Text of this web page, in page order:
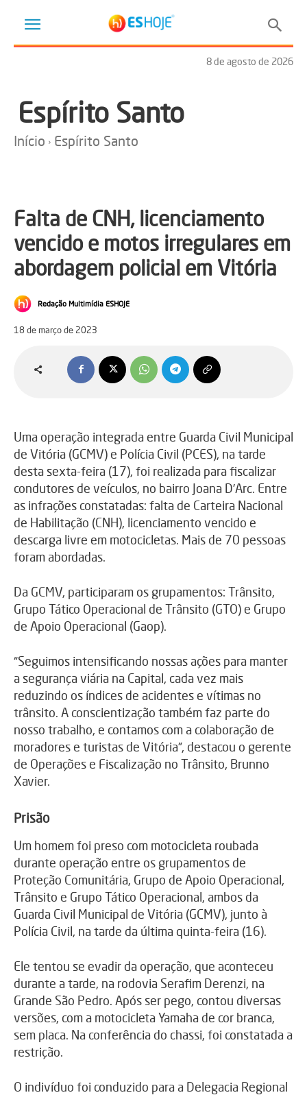
8 de agosto de 2026
Espírito Santo
Início Espírito Santo
Falta de CNH, licenciamento
vencido e motos irregulares em
abordagem policial em Vitória
Redação Multimídia ESHOJE
18 de março de 2023
Uma operação integrada entre Guarda Civil Municipal
de Vitória (GCMV) e Polícia Civil (PCES), na tarde
desta sexta-feira (17), foi realizada para fiscalizar
condutores de veículos, no bairro Joana D’Arc. Entre
as infrações constatadas: falta de Carteira Nacional
de Habilitação (CNH), licenciamento vencido e
descarga livre em motocicletas. Mais de 70 pessoas
foram abordadas.
Da GCMV, participaram os grupamentos: Trânsito,
Grupo Tático Operacional de Trânsito (GTO) e Grupo
de Apoio Operacional (Gaop).
“Seguimos intensificando nossas ações para manter
a segurança viária na Capital, cada vez mais
reduzindo os índices de acidentes e vítimas no
trânsito. A conscientização também faz parte do
nosso trabalho, e contamos com a colaboração de
moradores e turistas de Vitória”, destacou o gerente
de Operações e Fiscalização no Trânsito, Brunno
Xavier.
Prisão
Um homem foi preso com motocicleta roubada
durante operação entre os grupamentos de
Proteção Comunitária, Grupo de Apoio Operacional,
Trânsito e Grupo Tático Operacional, ambos da
Guarda Civil Municipal de Vitória (GCMV), junto à
Polícia Civil, na tarde da última quinta-feira (16).
Ele tentou se evadir da operação, que aconteceu
durante a tarde, na rodovia Serafim Derenzi, na
Grande São Pedro. Após ser pego, contou diversas
versões, com a motocicleta Yamaha de cor branca,
sem placa. Na conferência do chassi, foi constatada a
restrição.
O indivíduo foi conduzido para a Delegacia Regional